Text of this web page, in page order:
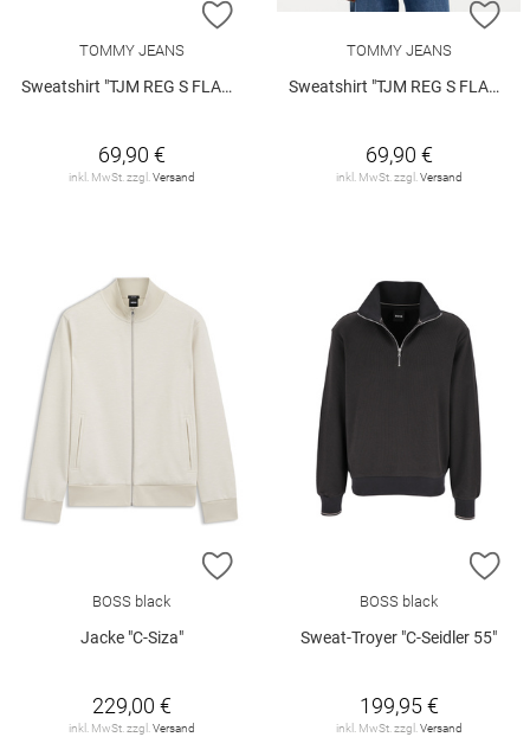
ZUR WUNSCHLISTE HINZUFÜGEN
TOMMY JEANS
Sweatshirt "TJM REG S FLAG CREW EXT"
69,90 €
inkl. MwSt. zzgl. Versand
TOMMY JEANS
Sweatshirt "TJM REG S FLAG CREW EXT"
69,90 €
inkl. MwSt. zzgl. Versand
ZUR WUNSCHLISTE HINZUFÜGEN
BOSS black
Jacke "C-Siza"
229,00 €
inkl. MwSt. zzgl.Versand
BOSS black
Sweat-Troyer "C-Seidler 55"
199,95 €
inkl. MwSt. zzgl.Versand